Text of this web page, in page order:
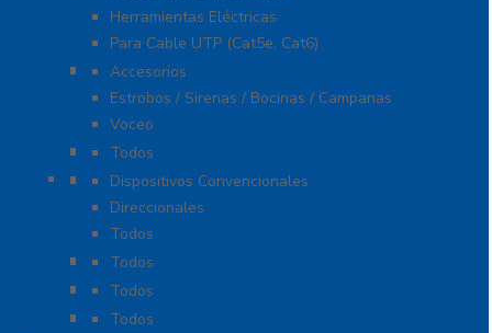
Herramientas Eléctricas
Para Cable UTP (Cat5e, Cat6)
Notificación y Voceo
Accesorios
Estrobos / Sirenas / Bocinas / Campanas
Voceo
Señalamientos
Todos
Paneles de Incendio
Dispositivos Convencionales
Direccionales
Todos
Probadores
Todos
Protección Contra Sobretensiones
Todos
Cables
Todos